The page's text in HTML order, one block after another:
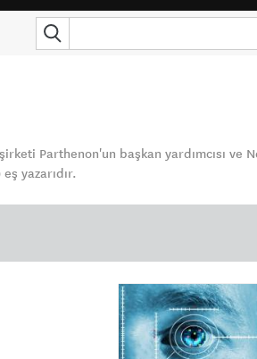
Parthenon'un başkan yardımcısı ve
yazarıdır.